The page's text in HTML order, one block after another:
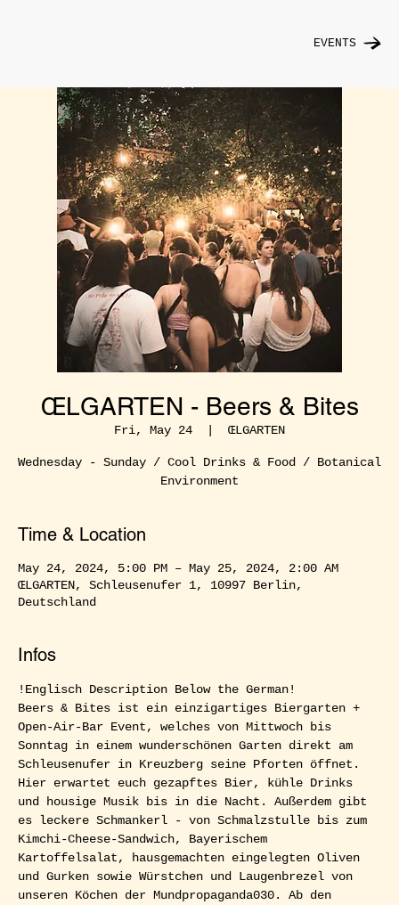
EVENTS
ŒLGARTEN - Beers & Bites
Fri, May 24
  |
ŒLGARTEN
Wednesday - Sunday / Cool Drinks & Food / Botanical
Environment
Time & Location
May 24, 2024, 5:00 PM – May 25, 2024, 2:00 AM
ŒLGARTEN, Schleusenufer 1, 10997 Berlin,
Deutschland
Infos
!Englisch Description Below the German!
Beers & Bites ist ein einzigartiges Biergarten +
Open-Air-Bar Event, welches von Mittwoch bis
Sonntag in einem wunderschönen Garten direkt am
Schleusenufer in Kreuzberg seine Pforten öffnet.
Hier erwartet euch gezapftes Bier, kühle Drinks
und housige Musik bis in die Nacht. Außerdem gibt
es leckere Schmankerl - von Schmalzstulle bis zum
Kimchi-Cheese-Sandwich, Bayerischem
Kartoffelsalat, hausgemachten eingelegten Oliven
und Gurken sowie Würstchen und Laugenbrezel von
unseren Köchen der Mundpropaganda030. Ab den